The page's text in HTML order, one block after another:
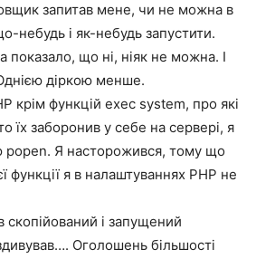
запитав мене, чи не можна в
небудь і як-небудь запустити.
показало, що ні, ніяк не можна. І
діркою менше.
крім функцій exec system, про які
їх заборонив у себе на сервері, я
Я насторожився, тому що
функції я в налаштуваннях PHP не
і запущений
Оголошень більшості